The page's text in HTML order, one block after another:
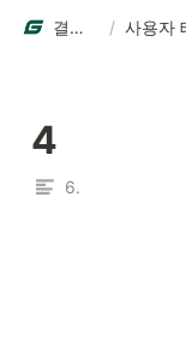
결과물 예시 /
4
6.